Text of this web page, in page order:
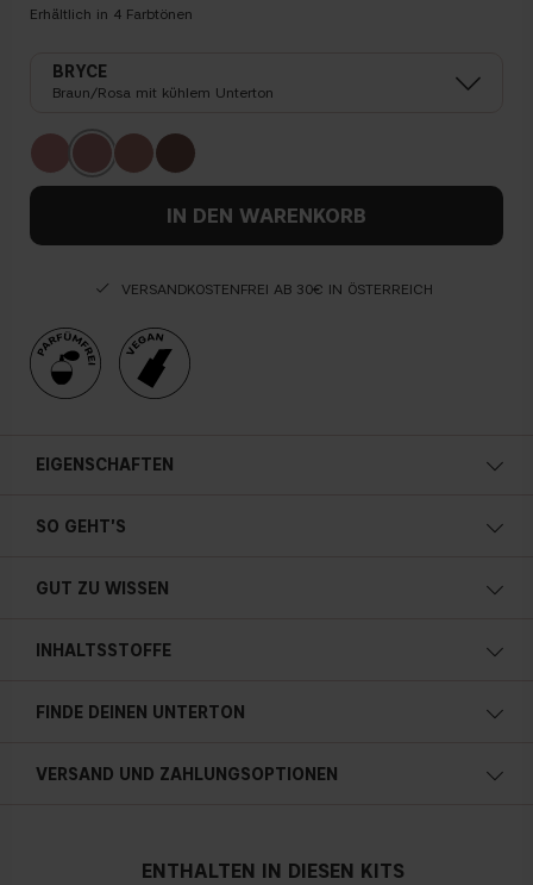
Erhältlich in 4 Farbtönen
BRYCE
Braun/Rosa mit kühlem Unterton
IN DEN WARENKORB
VERSANDKOSTENFREI AB 30€ IN ÖSTERREICH
EIGENSCHAFTEN
Mit Vitamin E angereichert
1.3g / 0.04 oz
SO GEHT'S
GUT ZU WISSEN
INHALTSSTOFFE
FINDE DEINEN UNTERTON
Blauer, rosa oder rötlicher teint
VERSAND UND ZAHLUNGSOPTIONEN
ENTHALTEN IN DIESEN KITS